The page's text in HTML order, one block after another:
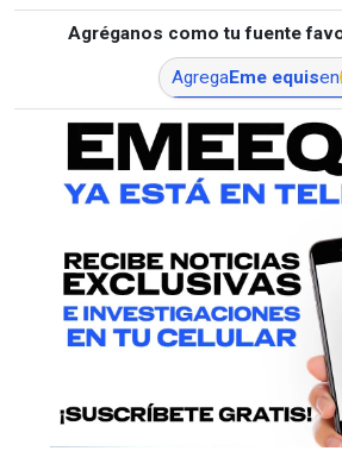
Agréganos como tu fuente
AgregaEme equisen